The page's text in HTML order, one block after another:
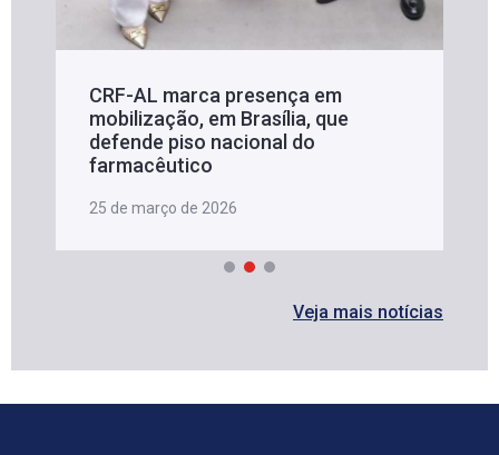
CRF-AL marca presença em
mobilização, em Brasília, que
defende piso nacional do
farmacêutico
25 de março de 2026
Veja mais notícias